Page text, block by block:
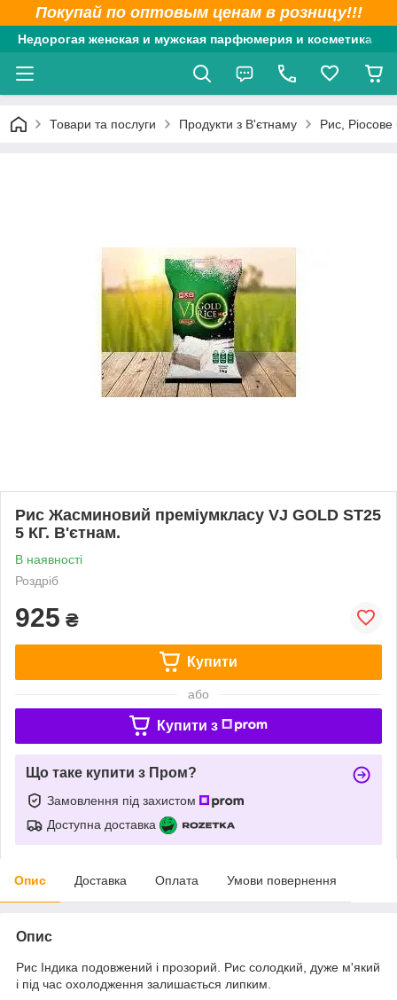
Покупай по оптовым ценам в розницу!!!
Недорогая женская и мужская парфюмерия и косметика
Товари та послуги Продукти з В'єтнаму Рис,
Рис Жасминовий преміумкласу VJ GOLD ST25
5 КГ. В'єтнам.
В наявності
Роздріб
925 ₴
Купити
або
Купити з
Що таке купити з Пром?
Замовлення під захистом
Доступна доставка
Опис Доставка Оплата Умови повернення
Опис
Рис Індика подовжений і прозорий. Рис солодкий, дуже м'який
і під час охолодження залишається липким.